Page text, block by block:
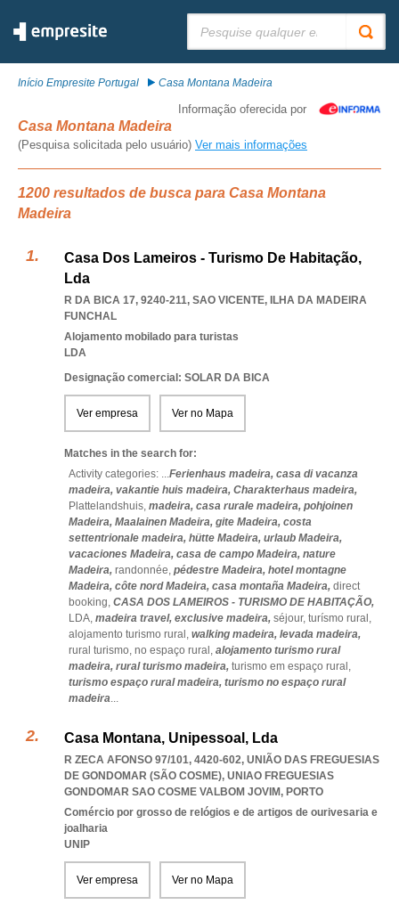
Início Empresite Portugal Casa Montana Madeira
Informação oferecida por
Casa Montana Madeira
(Pesquisa solicitada pelo usuário) Ver mais informações
1200 resultados de busca para Casa Montana
Madeira
Casa Dos Lameiros - Turismo De Habitação,
Lda
R DA BICA 17, 9240-211, SAO VICENTE, ILHA DA MADEIRA
FUNCHAL
Alojamento mobilado para turistas
LDA
Designação comercial: SOLAR DA BICA
Ver empresa Ver no Mapa
Matches in the search for:
Activity categories: ...Ferienhaus madeira, casa di vacanza
madeira, vakantie huis madeira, Charakterhaus madeira,
Plattelandshuis, madeira, casa rurale madeira, pohjoinen
Madeira, Maalainen Madeira, gite Madeira, costa
settentrionale madeira, hütte Madeira, urlaub Madeira,
vacaciones Madeira, casa de campo Madeira, nature
Madeira, randonnée, pédestre Madeira, hotel montagne
Madeira, côte nord Madeira, casa montaña Madeira, direct
booking, CASA DOS LAMEIROS - TURISMO DE HABITAÇÃO,
LDA, madeira travel, exclusive madeira, séjour, turísmo rural,
alojamento turismo rural, walking madeira, levada madeira,
rural turismo, no espaço rural, alojamento turismo rural
madeira, rural turismo madeira, turismo em espaço rural,
turismo espaço rural madeira, turismo no espaço rural
madeira...
Casa Montana, Unipessoal, Lda
R ZECA AFONSO 97/101, 4420-602, UNIÃO DAS FREGUESIAS
DE GONDOMAR (SÃO COSME), UNIAO FREGUESIAS
GONDOMAR SAO COSME VALBOM JOVIM, PORTO
Comércio por grosso de relógios e de artigos de ourivesaria e
joalharia
UNIP
Ver empresa Ver no Mapa